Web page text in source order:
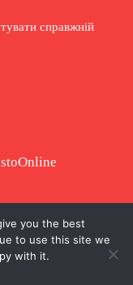
справжній
you the best
to use this site we
with it.